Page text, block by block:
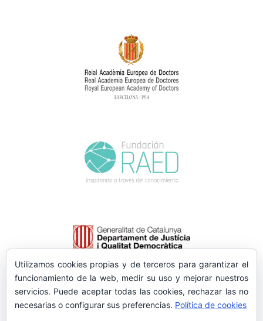
Utilizamos cookies propias y de terceros para garantizar el
funcionamiento de la web, medir su uso y mejorar nuestros
servicios. Puede aceptar todas las cookies, rechazar las no
necesarias o configurar sus preferencias. Política de cookies